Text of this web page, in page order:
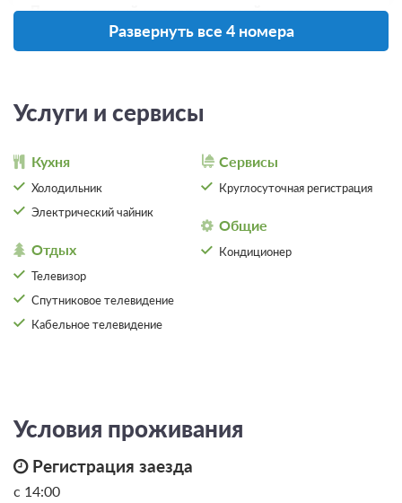
Двухместный номер с одной кроватью
2
2 гостя
Моментальное подтверждение
В стоимость входит:
Стандартный тариф, Без питания
Требуется внесение предоплаты в течение 2 часов.
Сумма предоплаты составляет -1 руб.
Сменить кол-во гостей
Развернуть все 4 номера
Услуги и сервисы
Кухня
Холодильник
Электрический чайник
Отдых
Телевизор
Спутниковое телевидение
Кабельное телевидение
Сервисы
Круглосуточная регистрация
Общие
Кондиционер
Условия проживания
Регистрация заезда
с 14:00